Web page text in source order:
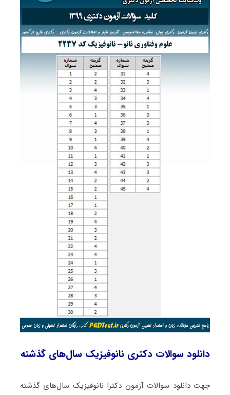
دانلود سوالات دکتری نانوفیزیک سال‌های گذشته
جهت دانلود سوالات آزمون دکترا نانوفیزیک سال‌های گذشته